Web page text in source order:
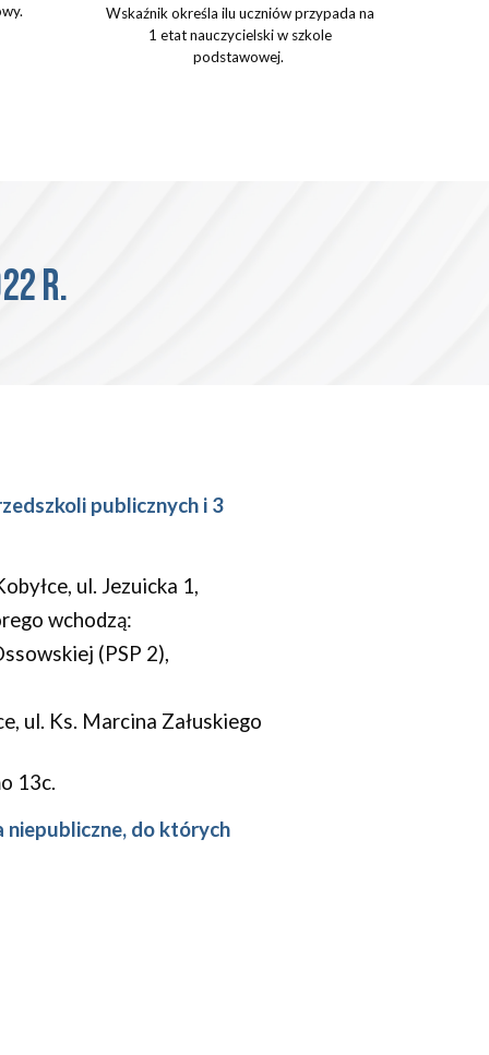
Wskaźnik określa ilu uczniów przypada na
1 etat nauczycielski w szkole
podstawowej.
R.
publicznych i 3
ul. Jezuicka 1,
wchodzą:
(PSP 2),
ul. Ks. Marcina Załuskiego
13c.
niepubliczne, do których